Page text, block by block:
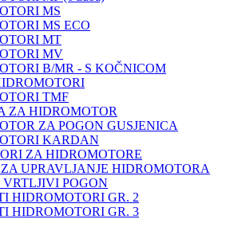
MS
MS ECO
MT
MV
B/MR - S KOČNICOM
TMF
ZA HIDROMOTOR
ZA POGON GUSJENICA
KARDAN
ZA HIDROMOTORE
UPRAVLJANJE HIDROMOTORA
POGON
HIDROMOTORI GR. 2
HIDROMOTORI GR. 3